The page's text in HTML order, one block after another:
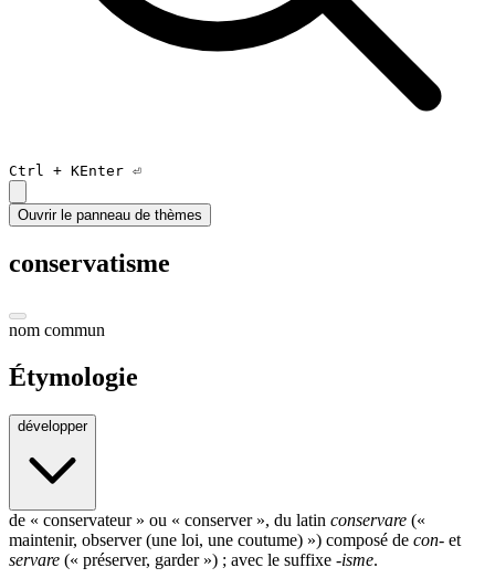
Ctrl + KEnter ⏎
Ouvrir le panneau de thèmes
conservatisme
nom commun
Étymologie
développer
de « conservateur» ou « conserver», du latin conservare («
maintenir, observer(une loi, une coutume) ») composé de con- et
servare (« préserver, garder») ; avec le suffixe -isme.